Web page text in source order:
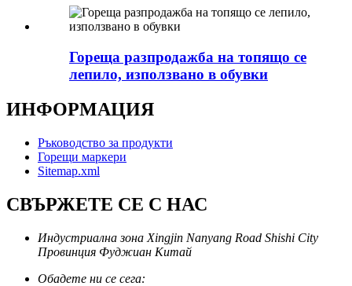
Гореща разпродажба на топящо се
лепило, използвано в обувки
ИНФОРМАЦИЯ
Ръководство за продукти
Горещи маркери
Sitemap.xml
СВЪРЖЕТЕ СЕ С НАС
Индустриална зона Xingjin Nanyang Road Shishi City
Провинция Фуджиан Китай
Обадете ни се сега: